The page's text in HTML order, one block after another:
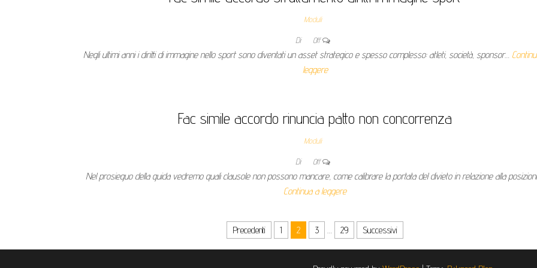
Moduli
Di Off
Negli ultimi anni i diritti di immagine nello sport sono diventati un asset strategico e spesso complesso: atleti, società, sponsor…
leggere
Fac simile accordo rinuncia patto non concorrenza
Moduli
Di Off
Nel prosieguo della guida vedremo quali clausole non possono mancare, come calibrare la portata del divieto in relazione alla
Continua a leggere
Precedenti 1 2 3 … 29 Successivi